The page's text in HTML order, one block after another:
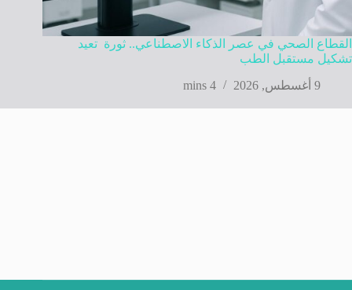
القطاع الصحي في عصر الذكاء الاصطناعي.. ثورة تعيد
تشكيل مستقبل الطب
9 أغسطس, 2026
4 mins